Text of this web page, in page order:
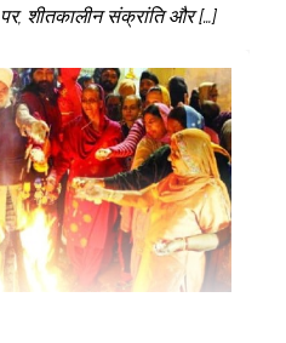
पर, शीतकालीन संक्रांति और […]